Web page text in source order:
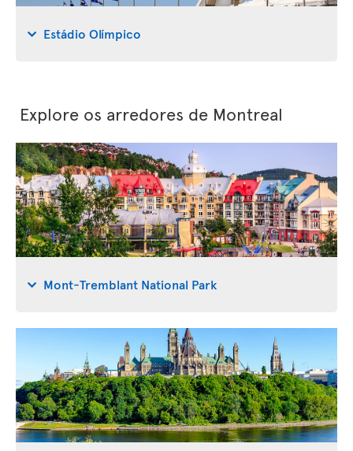
Estádio Olímpico
Explore os arredores de Montreal
Mont-Tremblant National Park